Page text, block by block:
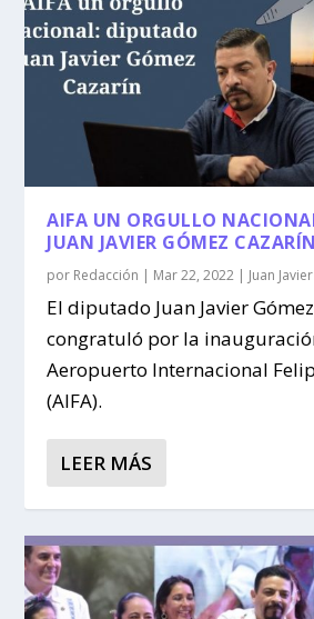
AIFA UN ORGULLO
JUAN JAVIER GÓMEZ CAZARÍN
por Redacción | Mar 22, 2022 | Juan
El diputado Juan Javier
congratuló por la
Aeropuerto Internacional
(AIFA).
LEER MÁS